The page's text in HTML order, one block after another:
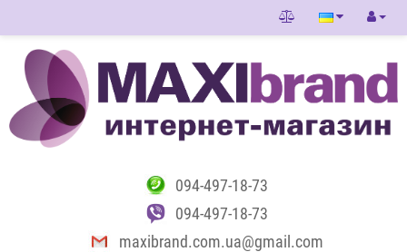
094-497-18-73
094-497-18-73
maxibrand.com.ua@gmail.com